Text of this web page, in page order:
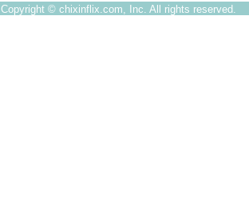
Copyright © chixinflix.com, Inc. All rights reserved.